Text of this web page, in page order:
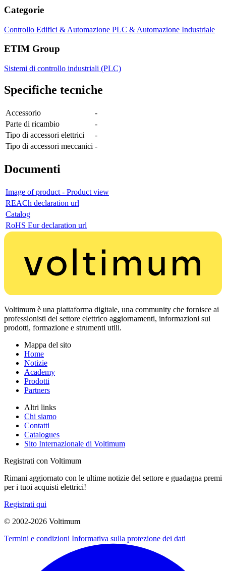
Categorie
Controllo Edifici & Automazione PLC & Automazione Industriale
ETIM Group
Sistemi di controllo industriali (PLC)
Specifiche tecniche
Accessorio
-
Parte di ricambio
-
Tipo di accessori elettrici
-
Tipo di accessori meccanici -
Documenti
Image of product - Product view
REACh declaration url
Catalog
RoHS Eur declaration url
Voltimum è una piattaforma digitale, una community che fornisce ai
professionisti del settore elettrico aggiornamenti, informazioni sui
prodotti, formazione e strumenti utili.
Mappa del sito
Home
Notizie
Academy
Prodotti
Partners
Altri links
Chi siamo
Contatti
Catalogues
Sito Internazionale di Voltimum
Registrati con Voltimum
Rimani aggiornato con le ultime notizie del settore e guadagna premi
per i tuoi acquisti elettrici!
Registrati qui
© 2002-2026 Voltimum
Termini e condizioni Informativa sulla protezione dei dati